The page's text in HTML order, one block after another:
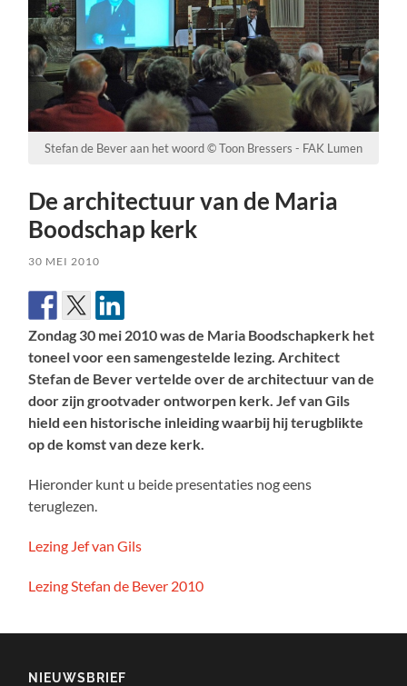
Stefan de Bever aan het woord © Toon Bressers - FAK Lumen
De architectuur van de Maria
Boodschap kerk
30 MEI 2010
Zondag 30 mei 2010 was de Maria Boodschapkerk het
toneel voor een samengestelde lezing. Architect
Stefan de Bever vertelde over de architectuur van de
door zijn grootvader ontworpen kerk. Jef van Gils
hield een historische inleiding waarbij hij terugblikte
op de komst van deze kerk.
Hieronder kunt u beide presentaties nog eens
teruglezen.
Lezing Jef van Gils
Lezing Stefan de Bever 2010
NIEUWSBRIEF